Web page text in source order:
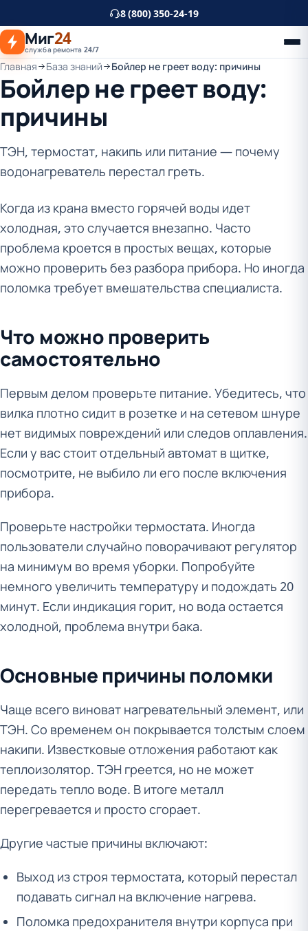
основному
контенту
8 (800) 350-24-19
Миг24
служба ремонта 24/7
Главная База знаний Бойлер не греет воду: причины
Бойлер не греет воду:
причины
ТЭН, термостат, накипь или питание — почему
водонагреватель перестал греть.
Когда из крана вместо горячей воды идет
холодная, это случается внезапно. Часто
проблема кроется в простых вещах, которые
можно проверить без разбора прибора. Но иногда
поломка требует вмешательства специалиста.
Что можно проверить
самостоятельно
Первым делом проверьте питание. Убедитесь, что
вилка плотно сидит в розетке и на сетевом шнуре
нет видимых повреждений или следов оплавления.
Если у вас стоит отдельный автомат в щитке,
посмотрите, не выбило ли его после включения
прибора.
Проверьте настройки термостата. Иногда
пользователи случайно поворачивают регулятор
на минимум во время уборки. Попробуйте
немного увеличить температуру и подождать 20
минут. Если индикация горит, но вода остается
холодной, проблема внутри бака.
Основные причины поломки
Чаще всего виноват нагревательный элемент, или
ТЭН. Со временем он покрывается толстым слоем
накипи. Известковые отложения работают как
теплоизолятор. ТЭН греется, но не может
передать тепло воде. В итоге металл
перегревается и просто сгорает.
Другие частые причины включают:
Выход из строя термостата, который перестал
подавать сигнал на включение нагрева.
Поломка предохранителя внутри корпуса при